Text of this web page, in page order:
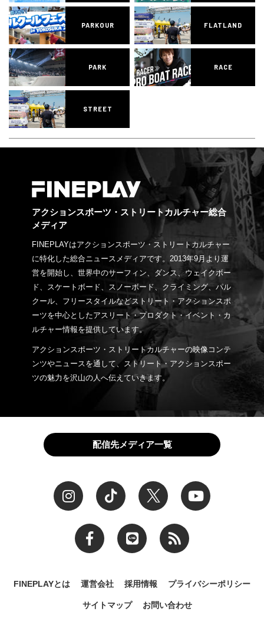
PARKOUR FLATLAND
PARK RACE
STREET
アクションスポーツ・ストリートカルチャー総合
メディア
FINEPLAYはアクションスポーツ・ストリートカルチャー
に特化した総合ニュースメディアです。2013年9月より運
営を開始し、世界中のサーフィン、ダンス、ウェイクボー
ド、スケートボード、スノーボード、クライミング、パル
クール、フリースタイルなどストリート・アクションスポ
ーツを中心としたアスリート・プロダクト・イベント・カ
ルチャー情報を提供しています。
アクションスポーツ・ストリートカルチャーの映像コンテ
ンツやニュースを通して、ストリート・アクションスポー
ツの魅力を沢山の人へ伝えていきます。
配信先メディア一覧
FINEPLAYとは 運営会社 採用情報 プライバシーポリシー
サイトマップ お問い合わせ